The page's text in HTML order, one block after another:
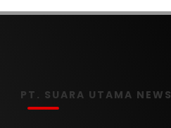
PT. SUARA UTAMA NEWS